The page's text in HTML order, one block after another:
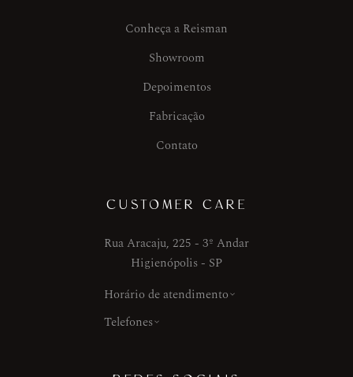
Conheça a Reisman
Showroom
Depoimentos
Fabricação
Contato
CUSTOMER CARE
Rua Aracaju, 225 - 3º Andar
Higienópolis - SP
Horário de atendimento
Telefones